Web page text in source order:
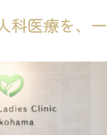
科医療を、